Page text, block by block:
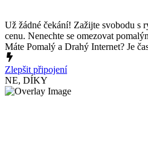
Už žádné čekání! Zažijte svobodu s
cenu. Nenechte se omezovat
Máte Pomalý a Drahý Internet? Je
Zlepšit připojení
NE, DÍKY